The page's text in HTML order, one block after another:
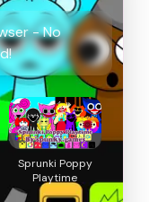
- No
Sprunki Poppy
Playtime